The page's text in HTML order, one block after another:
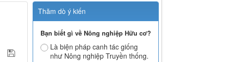
Thăm dò ý kiến
Bạn biết gì về Nông nghiệp Hữu cơ?
Là biện pháp canh tác giống
như Nông nghiệp Truyền thống.